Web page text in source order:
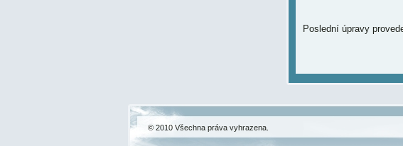
Poslední úpravy
© 2010 Všechna práva vyhrazena.